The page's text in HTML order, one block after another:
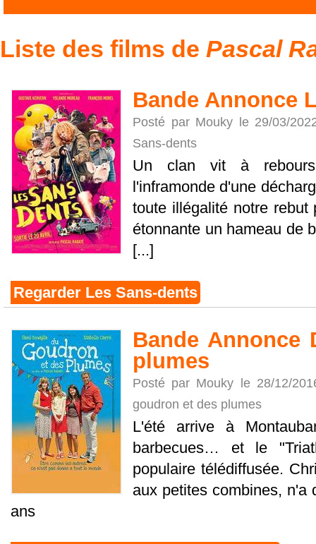
Liste des films de Pascal
Bande Annonce
Posté par Mouky le 29/03/
Sans-dents
Un clan vit à
l'inframonde d'une
toute illégalité notre rebut
étonnante un hameau de
[...]
Regarder Les Sans-dents
Bande Annonce
plumes
Posté par Mouky le 28/12/
goudron et des plumes
L'été arrive à
barbecues… et le
populaire télédiffusée.
aux petites combines, n'a
ans